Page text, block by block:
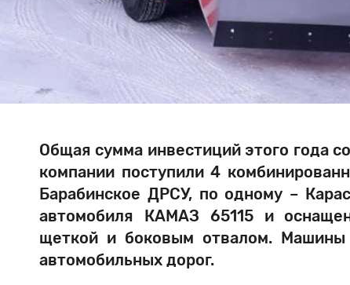
Общая сумма инвестиций этого года
компании поступили 4
Барабинское ДРСУ, по одному –
автомобиля КАМАЗ 65115 и
щеткой и боковым отвалом. Машины
автомобильных дорог.